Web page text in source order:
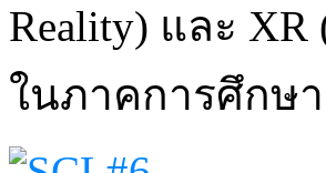
Reality) และ XR
ในภาคการศึกษ